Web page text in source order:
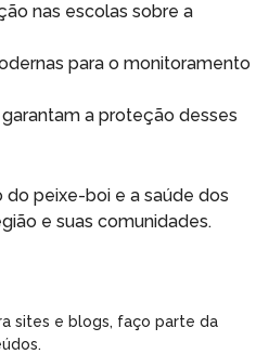
nas escolas sobre a
para o monitoramento
a proteção desses
peixe-boi e a saúde dos
e suas comunidades.
sites e blogs, faço parte da